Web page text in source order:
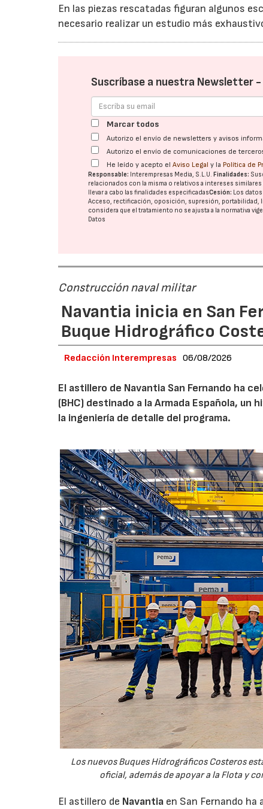
En las piezas rescatadas figuran algunos
necesario realizar un estudio más
Suscríbase a nuestra Newsletter -
Marcar todos
Autorizo el envío de newsletters y avisos
Autorizo el envío de comunicaciones de
He leído y acepto elAviso Legal y la Política de
Responsable: Interempresas Media, S.L.U.Finalidades:
relacionados con la misma o relativos a intereses
llevar a cabo las finalidades especificadasCesión: Los
Acceso, rectificación, oposición, supresión, portabilidad,
considera que el tratamiento no se ajusta a la normativa
Datos
Construcción naval militar
Navantia inicia en San
Buque Hidrográfico
Redacción Interempresas 06/08/2026
El astillero de Navantia San Fernando ha
(BHC) destinado a la Armada Española,
la ingeniería de detalle del programa.
Los nuevos Buques Hidrográficos Costeros
oficial, además de apoyar a la Flota y
El astillero de Navantia en San Fernando